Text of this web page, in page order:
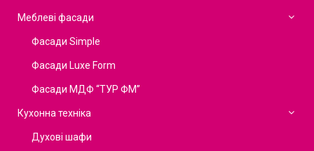
Меблеві фасади
Фасади Simple
Фасади Luxe Form
Фасади МДФ “ТУР ФМ”
Кухонна техніка
Духові шафи